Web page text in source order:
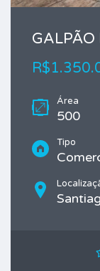
GALPÃO
Área
500
Tipo